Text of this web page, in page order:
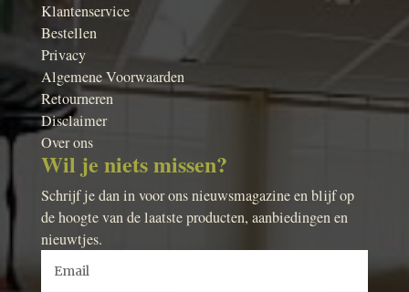
Klantenservice
Bestellen
Privacy
Algemene Voorwaarden
Retourneren
Disclaimer
Over ons
Wil je niets missen?
Schrijf je dan in voor ons nieuwsmagazine en blijf op
de hoogte van de laatste producten, aanbiedingen en
nieuwtjes.